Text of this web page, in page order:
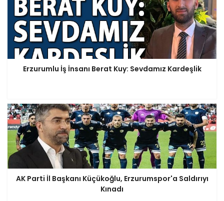
Erzurumlu İş İnsanı Berat Kuy: Sevdamız Kardeşlik
AK Parti İl Başkanı Küçükoğlu, Erzurumspor'a Saldırıyı
Kınadı